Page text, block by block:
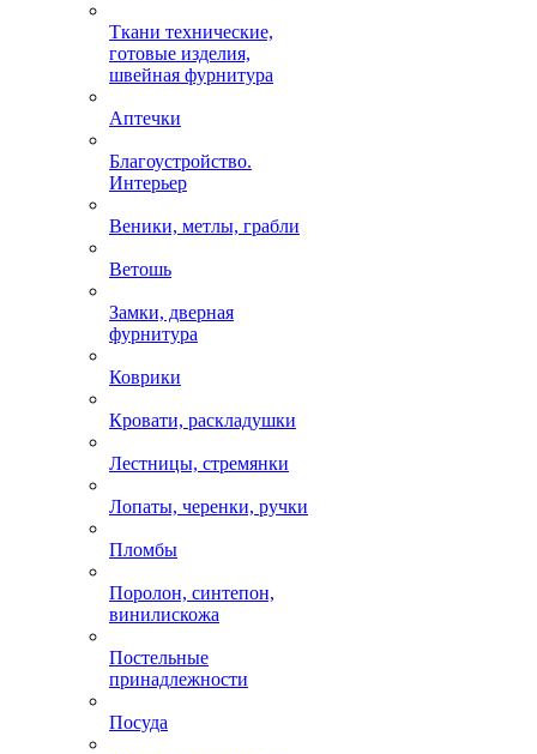
Ткани технические,
готовые изделия,
швейная фурнитура
Аптечки
Благоустройство.
Интерьер
Веники, метлы, грабли
Ветошь
Замки, дверная
фурнитура
Коврики
Кровати, раскладушки
Лестницы, стремянки
Лопаты, черенки, ручки
Пломбы
Поролон, синтепон,
винилискожа
Постельные
принадлежности
Посуда